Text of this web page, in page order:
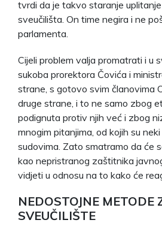
tvrdi da je takvo staranje
sveučilišta. On time negira i ne
parlamenta.
Cijeli problem valja promatrati i u
sukoba prorektora Čovića i
strane, s gotovo svim članovima
druge strane, i to ne samo zbog
podignuta protiv njih već i zbog
mnogim pitanjima, od kojih su
sudovima. Zato smatramo da će
kao nepristranog zaštitnika
vidjeti u odnosu na to kako će
NEDOSTOJNE METODE
SVEUČILIŠTE